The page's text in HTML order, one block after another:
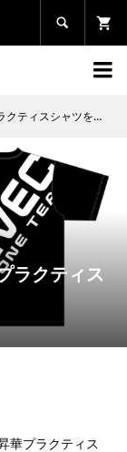


スシャツをリリース！
ラクティス
華プラクティス